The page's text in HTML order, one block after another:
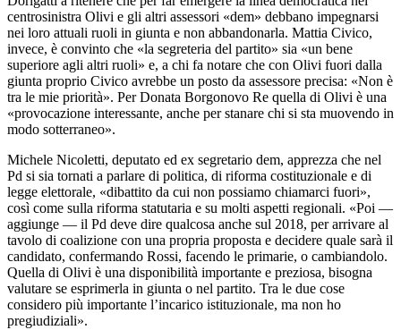
centrosinistra Olivi e gli altri assessori «dem» debbano impegnarsi
nei loro attuali ruoli in giunta e non abbandonarla. Mattia Civico,
invece, è convinto che «la segreteria del partito» sia «un bene
superiore agli altri ruoli» e, a chi fa notare che con Olivi fuori dalla
giunta proprio Civico avrebbe un posto da assessore precisa: «Non è
tra le mie priorità». Per Donata Borgonovo Re quella di Olivi è una
«provocazione interessante, anche per stanare chi si sta muovendo in
modo sotterraneo».
Michele Nicoletti, deputato ed ex segretario dem, apprezza che nel
Pd si sia tornati a parlare di politica, di riforma costituzionale e di
legge elettorale, «dibattito da cui non possiamo chiamarci fuori»,
così come sulla riforma statutaria e su molti aspetti regionali. «Poi —
aggiunge — il Pd deve dire qualcosa anche sul 2018, per arrivare al
tavolo di coalizione con una propria proposta e decidere quale sarà il
candidato, confermando Rossi, facendo le primarie, o cambiandolo.
Quella di Olivi è una disponibilità importante e preziosa, bisogna
valutare se esprimerla in giunta o nel partito. Tra le due cose
considero più importante l’incarico istituzionale, ma non ho
pregiudiziali».